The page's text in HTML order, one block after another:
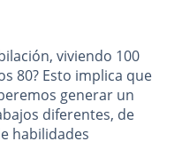
viviendo 100
80? Esto implica que
generar un
diferentes, de
habilidades